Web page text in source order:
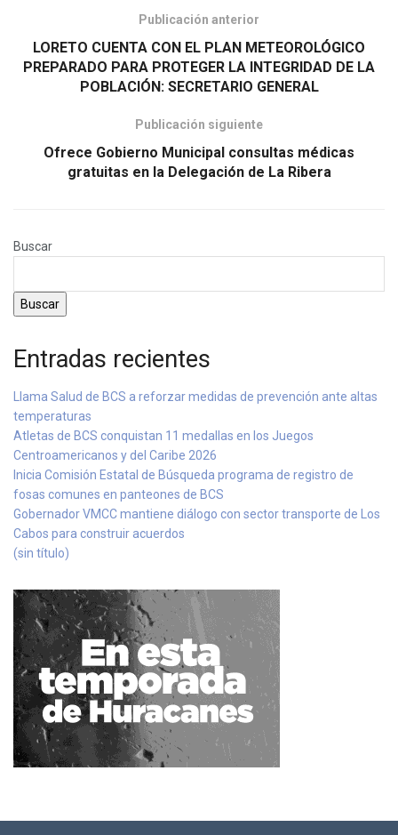
Publicación anterior
LORETO CUENTA CON EL PLAN METEOROLÓGICO
PREPARADO PARA PROTEGER LA INTEGRIDAD DE LA
POBLACIÓN: SECRETARIO GENERAL
Publicación siguiente
Ofrece Gobierno Municipal consultas médicas
gratuitas en la Delegación de La Ribera
Buscar
Buscar
Entradas recientes
Llama Salud de BCS a reforzar medidas de prevención ante altas
temperaturas
Atletas de BCS conquistan 11 medallas en los Juegos
Centroamericanos y del Caribe 2026
Inicia Comisión Estatal de Búsqueda programa de registro de
fosas comunes en panteones de BCS
Gobernador VMCC mantiene diálogo con sector transporte de Los
Cabos para construir acuerdos
(sin título)